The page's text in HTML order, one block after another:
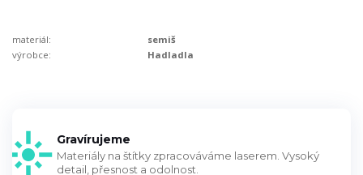
materiál:
semiš
výrobce:
Hadladla
Gravírujeme
Materiály na štítky zpracováváme laserem. Vysoký
detail, přesnost a odolnost.